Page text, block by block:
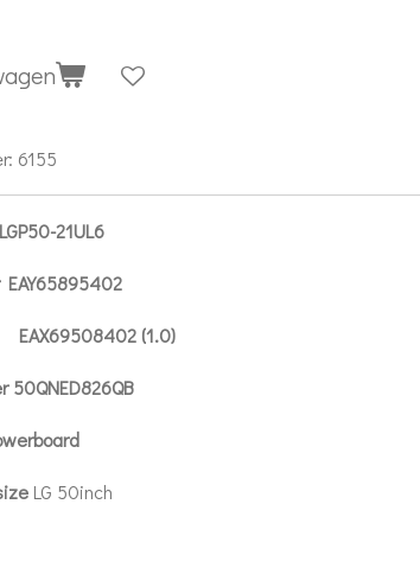
6155
21UL6
EAY65895402
(1.0)
50QNED826QB
LG 50inch